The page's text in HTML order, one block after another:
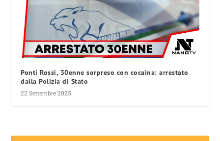
Ponti Rossi, 30enne sorpreso con cocaina: arrestato
dalla Polizia di Stato
22 Settembre 2025